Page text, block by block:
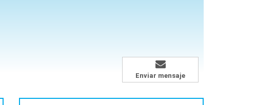
Enviar mensaje